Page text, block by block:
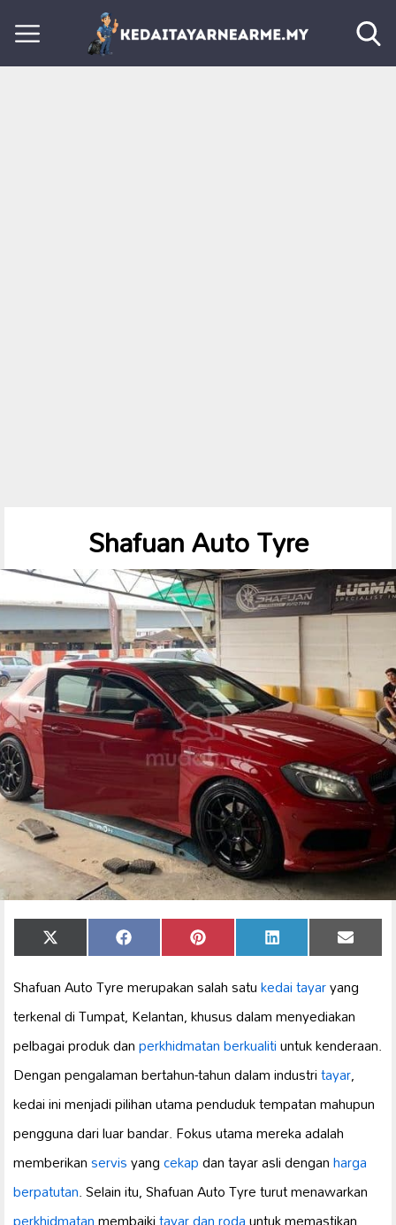
Shafuan Auto Tyre
Share
on
X
(Twitter)
Share
on
Facebook Share
on
Pinterest Share
on
LinkedIn Share
on
Email
Shafuan Auto Tyre merupakan salah satukedai tayaryang
terkenal di Tumpat, Kelantan, khusus dalam menyediakan
pelbagai produk danperkhidmatan berkualitiuntuk kenderaan.
Dengan pengalaman bertahun-tahun dalam industritayar,
kedai ini menjadi pilihan utama penduduk tempatan mahupun
pengguna dari luar bandar. Fokus utama mereka adalah
memberikanservisyangcekapdan tayar asli denganharga
berpatutan. Selain itu, Shafuan Auto Tyre turut menawarkan